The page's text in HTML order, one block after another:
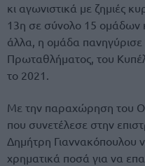
κι αγωνιστικά με ζημιές
13η σε σύνολο 15 ομάδων
άλλα, η ομάδα
Πρωταθλήματος, του
το 2021.
Με την παραχώρηση του
που συνετέλεσε στην
Δημήτρη Γιαννακόπουλου
χρηματικά ποσά για να